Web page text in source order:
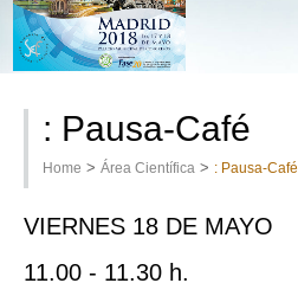
: Pausa-Café
Home > Área Científica > : Pausa-Café
VIERNES 18 DE MAYO
11.00 - 11.30 h.